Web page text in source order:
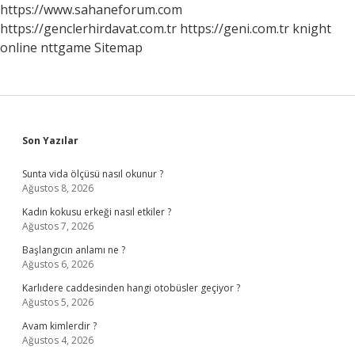
https://www.sahaneforum.com
https://genclerhirdavat.com.tr https://geni.com.tr knight
online nttgame Sitemap
Sidebar
Son Yazılar
Sunta vida ölçüsü nasıl okunur ?
Ağustos 8, 2026
Kadın kokusu erkeği nasıl etkiler ?
Ağustos 7, 2026
Başlangıcın anlamı ne ?
Ağustos 6, 2026
Karlıdere caddesinden hangi otobüsler geçiyor ?
Ağustos 5, 2026
Avam kimlerdir ?
Ağustos 4, 2026